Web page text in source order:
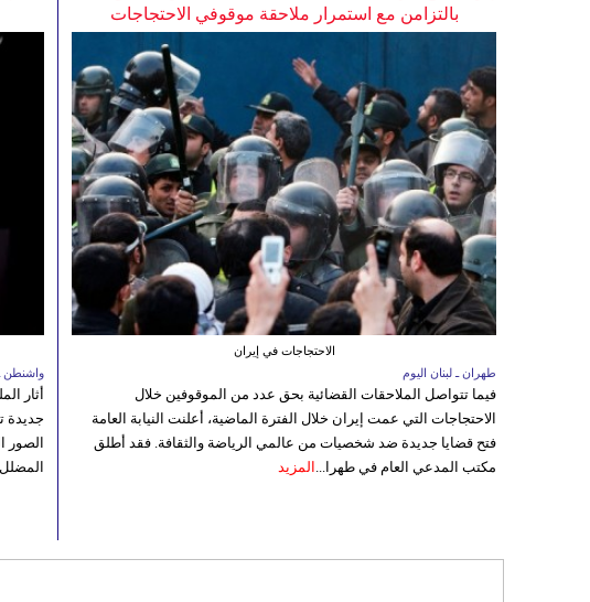
واشنطن ـ
أثار
جديدة
الصور
بالتزامن مع استمرار ملاحقة موقوفي الاحتجاجات
الاحتجاجات في إيران
طهران ـ لبنان اليوم
فيما تتواصل الملاحقات القضائية بحق عدد من الموقوفين خلال
الاحتجاجات التي عمت إيران خلال الفترة الماضية، أعلنت النيابة العامة
فتح قضايا جديدة ضد شخصيات من عالمي الرياضة والثقافة. فقد أطلق
مكتب المدعي العام في طهرا... المزيد